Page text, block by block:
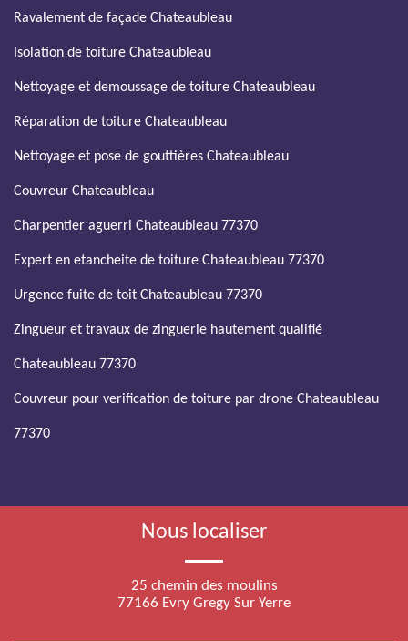
Ravalement de façade Chateaubleau
Isolation de toiture Chateaubleau
Nettoyage et demoussage de toiture Chateaubleau
Réparation de toiture Chateaubleau
Nettoyage et pose de gouttières Chateaubleau
Couvreur Chateaubleau
Charpentier aguerri Chateaubleau 77370
Expert en etancheite de toiture Chateaubleau 77370
Urgence fuite de toit Chateaubleau 77370
Zingueur et travaux de zinguerie hautement qualifié
Chateaubleau 77370
Couvreur pour verification de toiture par drone Chateaubleau
77370
Nous localiser
25 chemin des moulins
77166 Evry Gregy Sur Yerre